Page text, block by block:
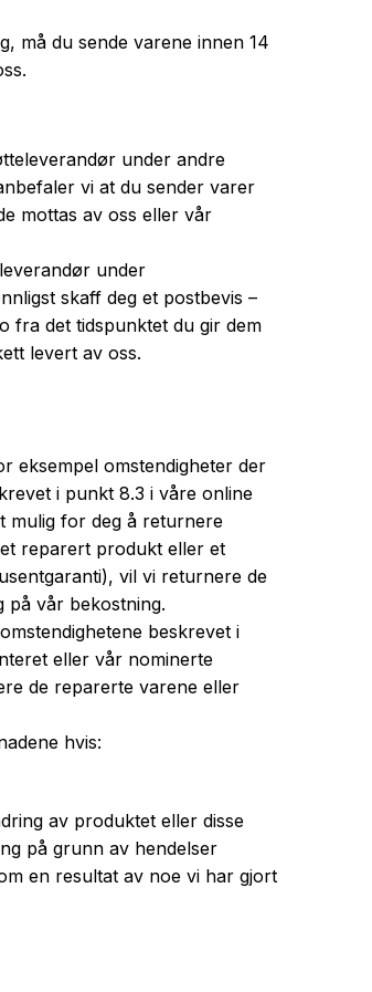
må du sende varene innen 14
under andre
vi at du sender varer
mottas av oss eller vår
under
skaff deg et postbevis –
fra det tidspunktet du gir dem
levert av oss.
eksempel omstendigheter der
i punkt 8.3 i våre online
mulig for deg å returnere
reparert produkt eller et
vil vi returnere de
på vår bekostning.
beskrevet i
eller vår nominerte
de reparerte varene eller
hvis:
av produktet eller disse
på grunn av hendelser
en resultat av noe vi har gjort